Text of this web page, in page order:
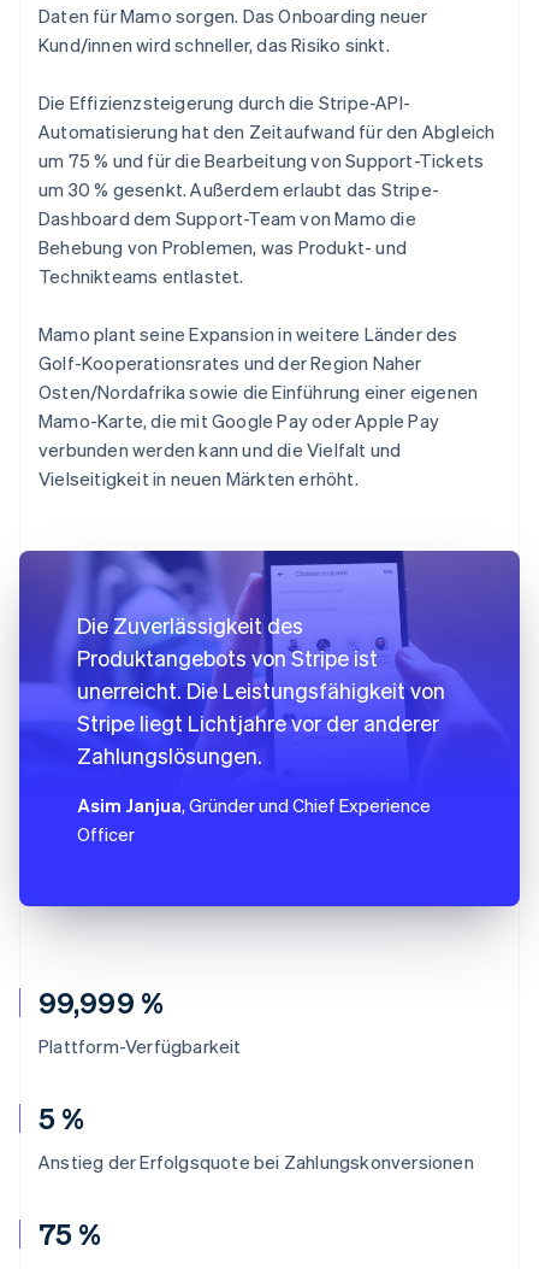
99,999 %
Plattform-Verfügbarkeit
5 %
Anstieg der Erfolgsquote bei Zahlungskonversionen
75 %
Daten für Mamo sorgen. Das Onboarding neuer
Kund/innen wird schneller, das Risiko sinkt.
Die Effizienzsteigerung durch die Stripe-API-
Automatisierung hat den Zeitaufwand für den Abgleich
um 75 % und für die Bearbeitung von Support-Tickets
um 30 % gesenkt. Außerdem erlaubt das Stripe-
Dashboard dem Support-Team von Mamo die
Behebung von Problemen, was Produkt- und
Technikteams entlastet.
Mamo plant seine Expansion in weitere Länder des
Golf-Kooperationsrates und der Region Naher
Osten/Nordafrika sowie die Einführung einer eigenen
Mamo-Karte, die mit Google Pay oder Apple Pay
verbunden werden kann und die Vielfalt und
Vielseitigkeit in neuen Märkten erhöht.
Die Zuverlässigkeit des
Produktangebots von Stripe ist
unerreicht. Die Leistungsfähigkeit von
Stripe liegt Lichtjahre vor der anderer
Zahlungslösungen.
Asim Janjua, Gründer und Chief Experience
Officer